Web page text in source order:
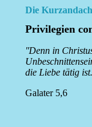
Die
Privilegien
''Denn in
die Liebe tätig
Galater 5,6